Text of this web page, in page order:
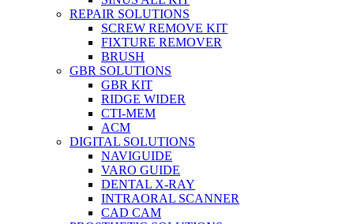
REPAIR SOLUTIONS
SCREW REMOVE KIT
FIXTURE REMOVER
BRUSH​
GBR SOLUTIONS
GBR KIT
RIDGE WIDER
CTI-MEM
ACM
DIGITAL SOLUTIONS
NAVIGUIDE
VARO GUIDE
DENTAL X-RAY
INTRAORAL SCANNER
CAD CAM